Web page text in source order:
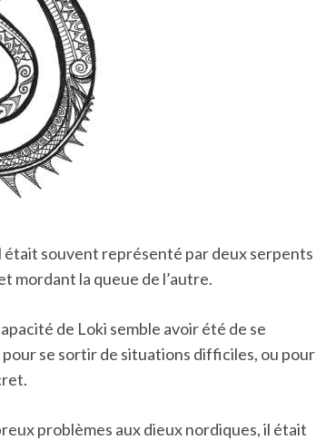
était souvent représenté par deux serpents
mordant la queue de l’autre.
de Loki semble avoir été de se
pour se sortir de situations difficiles, ou pour
problèmes aux dieux nordiques, il était